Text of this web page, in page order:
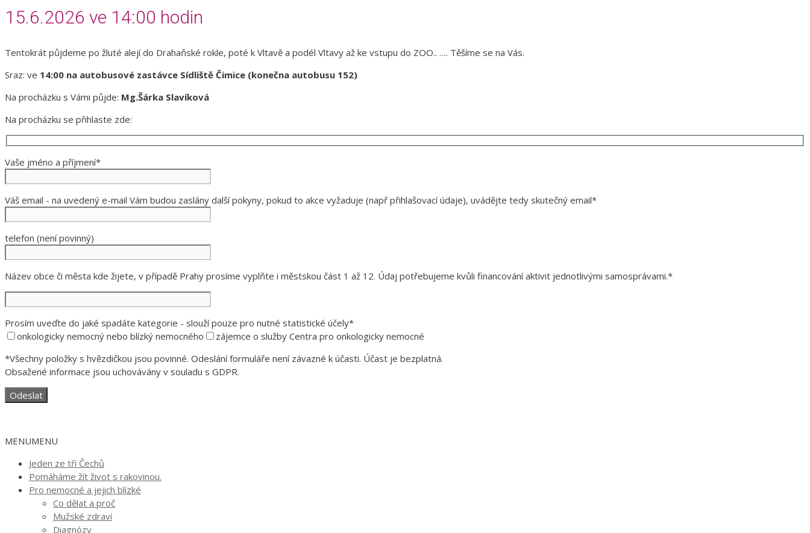
15.6.2026 ve 14:00 hodin
Tentokrát půjdeme po žluté alejí do Drahaňské rokle, poté k Vltavě a podél Vltavy až ke vstupu do ZOO.. …. Těšíme se na Vás.
Sraz: ve 14:00 na autobusové zastávce Sídliště Čimice (konečna autobusu 152)
Na procházku s Vámi půjde: Mg.Šárka Slavíková
Na procházku se přihlaste zde:
Vaše jméno a příjmení*
Váš email - na uvedený e-mail Vám budou zaslány další pokyny, pokud to akce vyžaduje (např přihlašovací údaje), uvádějte tedy skutečný email*
telefon (není povinný)
Název obce či města kde žijete, v případě Prahy prosíme vyplňte i městskou část 1 až 12. Údaj potřebujeme kvůli financování aktivit jednotlivými samosprávami.*
Prosím uveďte do jaké spadáte kategorie - slouží pouze pro nutné statistické účely*
onkologicky nemocný nebo blízký nemocného
zájemce o služby Centra pro onkologicky nemocné
*Všechny položky s hvězdičkou jsou povinné. Odeslání formuláře není závazné k účasti. Účast je bezplatná.
Obsažené informace jsou uchovávány v souladu s GDPR.
MENUMENU
Jeden ze tří Čechů
Pomáháme žít život s rakovinou.
Pro nemocné a jejich blízké
Co dělat a proč
Mužské zdraví
Diagnózy